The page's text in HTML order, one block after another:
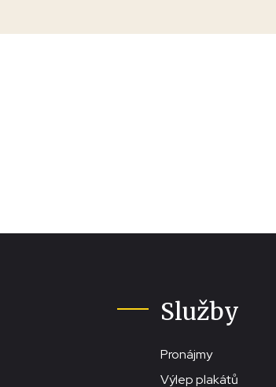
Služby
Pronájmy
Výlep plakátů